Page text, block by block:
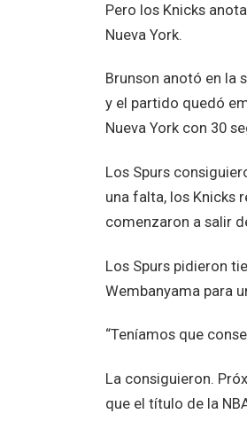
Pero los Knicks
Nueva York.
Brunson anotó en la
y el partido quedó
Nueva York con 30
Los Spurs
una falta, los Knicks
comenzaron a salir
Los Spurs pidieron
Wembanyama para
“Teníamos que
La consiguieron.
que el título de la